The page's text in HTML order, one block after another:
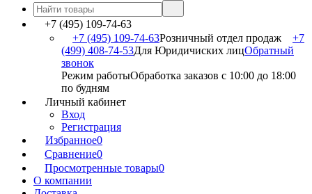
+7 (495) 109-74-63
+7 (495) 109-74-63Розничный отдел продаж
+7
(499) 408-74-53Для Юридичиских лицОбратный
звонок
Режим работыОбработка заказов с 10:00 до 18:00
по будням
Личный кабинет
Вход
Регистрация
Избранное0
Сравнение0
Просмотренные товары0
О компании